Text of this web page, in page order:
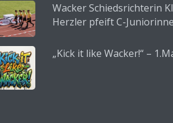
Wacker Schiedsrichterin
Herzler pfeift C-
„Kick it like Wacker!“ –